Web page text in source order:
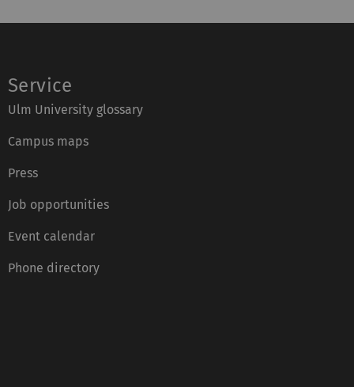
Service
Ulm University glossary
Campus maps
Press
Job opportunities
Event calendar
Phone directory